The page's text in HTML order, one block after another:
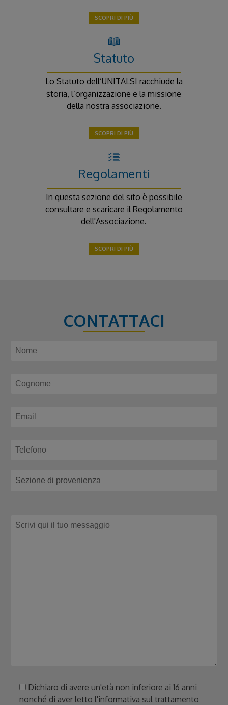
SCOPRI DI PIÙ
Statuto
Lo Statuto dell’UNITALSI racchiude la
storia, l’organizzazione e la missione
della nostra associazione.
SCOPRI DI PIÙ
Regolamenti
In questa sezione del sito è possibile
consultare e scaricare il Regolamento
dell'Associazione.
SCOPRI DI PIÙ
CONTATTACI
Dichiaro di avere un'età non inferiore ai 16 anni
nonché di aver letto l'informativa sul trattamento